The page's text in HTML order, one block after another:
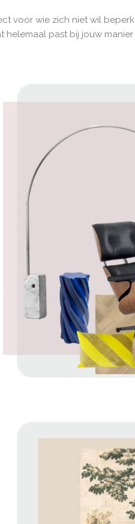
voor wie zich niet wil
helemaal past bij jouw